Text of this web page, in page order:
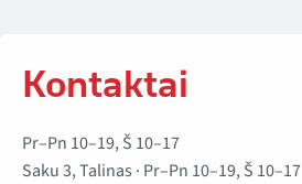
Kontaktai
Pr–Pn 10–19, Š 10–17
Saku 3, Talinas · Pr–Pn 10–19, Š 10–17